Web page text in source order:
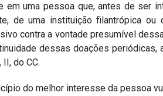
em uma pessoa que, antes de ser
de uma instituição filantrópica
contra a vontade presumível
dessas doações periódicas,
II, do CC.
do melhor interesse da pessoa